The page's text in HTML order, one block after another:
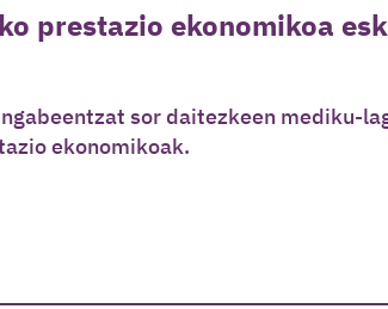
prestazio ekonomikoa
sor daitezkeen mediku-
ekonomikoak.